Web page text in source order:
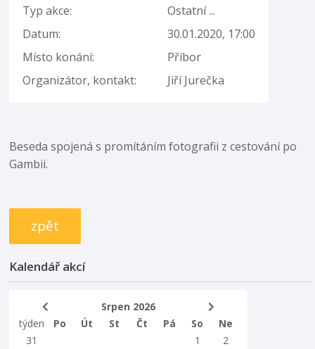
Typ akce:
Ostatní ...
Datum:
30.01.2020, 17:00
Místo konání:
Příbor
Organizátor, kontakt:
Jiří Jurečka
Beseda spojená s promítáním fotografii z cestování po
Gambii.
zpět
Kalendář akcí
Srpen 2026
týden
Po Út St Čt Pá So
Ne
31
1
2